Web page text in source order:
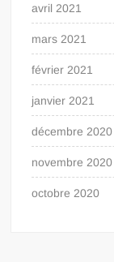
avril 2021
mars 2021
février 2021
janvier 2021
décembre 2020
novembre 2020
octobre 2020